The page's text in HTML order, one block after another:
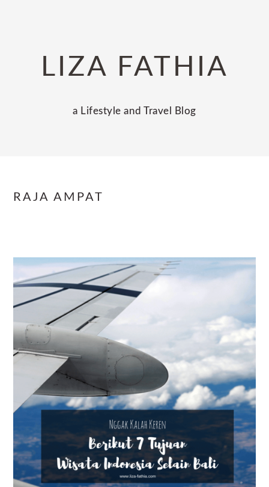
navigationLIZA FATHIA
a Lifestyle and Travel Blog
RAJA AMPAT